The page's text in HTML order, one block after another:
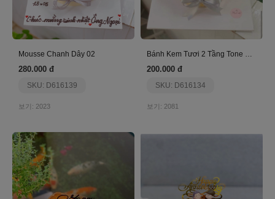
Mousse Chanh Dây 02
280.000 đ
SKU: D616139
보기: 2023
Bánh Kem Tươi 2 Tầng Tone Hồng
200.000 đ
SKU: D616134
보기: 2081